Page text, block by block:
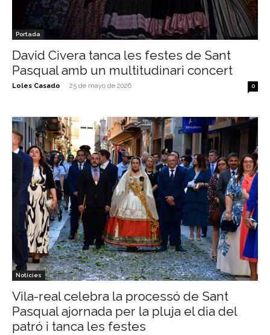
Portada
David Civera tanca les festes de Sant
Pasqual amb un multitudinari concert
Loles Casado - 25 de mayo de 2026 0
Notícies
Vila-real celebra la processó de Sant
Pasqual ajornada per la pluja el dia del
patró i tanca les festes